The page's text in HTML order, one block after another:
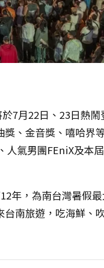
7月22日、23日熱
、金音獎、嘻哈界
人氣男團FEniX及本
年，為南台灣暑假
南旅遊，吃海鮮、